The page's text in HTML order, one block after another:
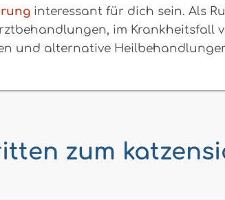
interessant für dich sein. Als
im Krankheitsfall
und alternative
zum